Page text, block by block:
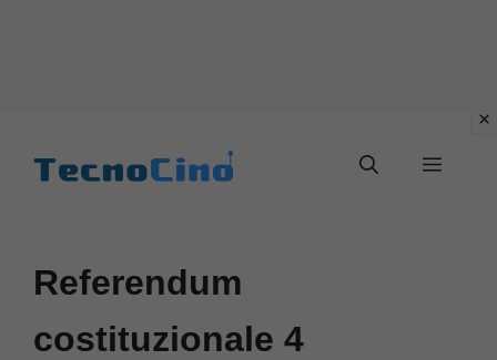
Menu
Referendum
costituzionale 4